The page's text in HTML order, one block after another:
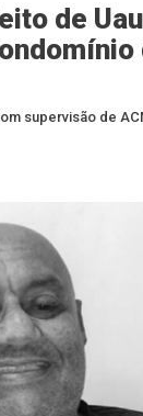
de
supervisão de